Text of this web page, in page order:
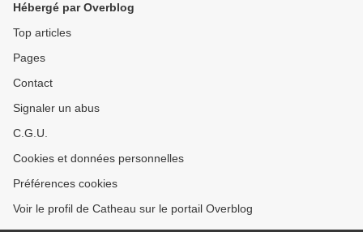
Hébergé par Overblog
Top articles
Pages
Contact
Signaler un abus
C.G.U.
Cookies et données personnelles
Préférences cookies
Voir le profil de Catheau sur le portail Overblog